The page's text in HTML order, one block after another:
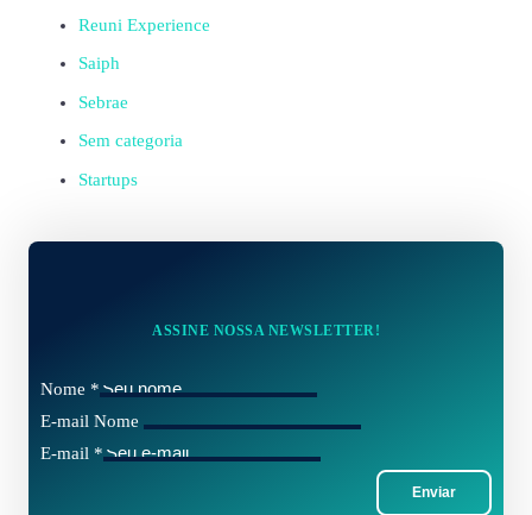
Reuni Experience
Saiph
Sebrae
Sem categoria
Startups
ASSINE NOSSA NEWSLETTER!
Nome *
E-mail Nome
E-mail *
Enviar